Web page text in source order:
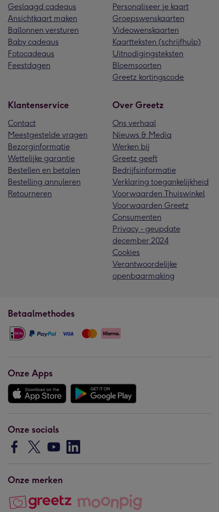
Geslaagd cadeaus
Ansichtkaart maken
Ballonnen versturen
Baby cadeaus
Fotocadeaus
Feestdagen
Personaliseer je kaart
Groepswenskaarten
Videowenskaarten
Kaartteksten (schrijfhulp)
Uitnodigingsteksten
Bloemsoorten
Greetz kortingscode
Klantenservice
Contact
Meestgestelde vragen
Bezorginformatie
Wettelijke garantie
Bestellen en betalen
Bestelling annuleren
Retourneren
Over Greetz
Ons verhaal
Nieuws & Media
Werken bij
Greetz geeft
Bedrijfsinformatie
Verklaring toegankelijkheid
Voorwaarden Thuiswinkel
Voorwaarden Greetz
Consumenten
Privacy - geupdate
december 2024
Cookies
Verantwoordelijke
openbaarmaking
Betaalmethodes
Onze Apps
Onze socials
Onze merken